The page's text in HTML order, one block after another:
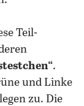
Teil-
.
und Linke
zu. Die